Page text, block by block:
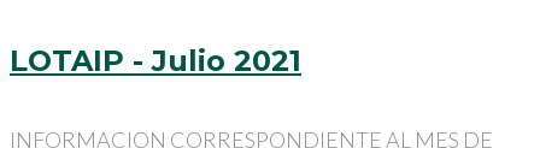
LOTAIP - Julio 2021
INFORMACION CORRESPONDIENTE AL MES DE